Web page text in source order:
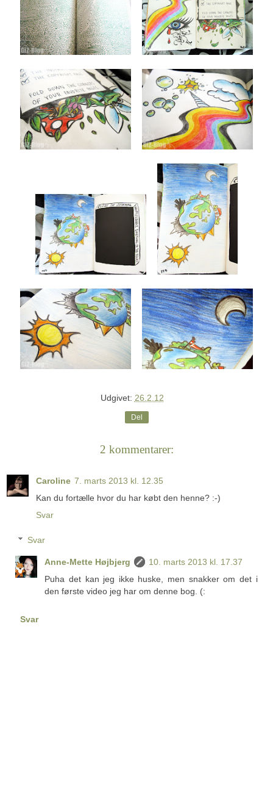
Udgivet: 26.2.12
Del
2 kommentarer:
Caroline 7. marts 2013 kl. 12.35
Kan du fortælle hvor du har købt den henne? :-)
Svar
Svar
Anne-Mette Højbjerg
10. marts 2013 kl. 17.37
Puha det kan jeg ikke huske, men snakker om det i
den første video jeg har om denne bog. (:
Svar